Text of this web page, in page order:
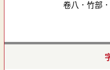
卷八．竹部